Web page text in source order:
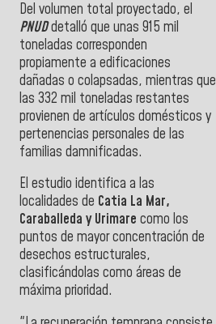
Del volumen total proyectado, el
PNUDdetalló que unas 915 mil
toneladas corresponden
propiamente a edificaciones
dañadas o colapsadas, mientras que
las 332 mil toneladas restantes
provienen de artículos domésticos y
pertenencias personales de las
familias damnificadas.
El estudio identifica a las
localidades de Catia La Mar,
Caraballeda y Urimare como los
puntos de mayor concentración de
desechos estructurales,
clasificándolas como áreas de
máxima prioridad.